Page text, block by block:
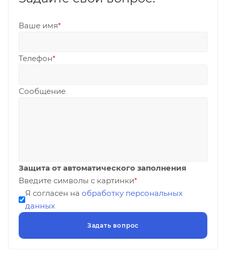
Ваше имя*
Телефон*
Сообщение
Защита от автоматического заполнения
Введите символы с картинки*
Я согласен на обработку персональных
данных